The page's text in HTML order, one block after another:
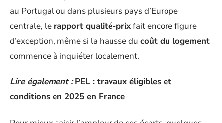
au Portugal ou dans plusieurs pays d’Europe
centrale, le rapport qualité-prixfait encore figure
d’exception, même si la hausse du coût du logement
commence à inquiéter localement.
Lire également : PEL : travaux éligibles et
conditions en 2025 en France